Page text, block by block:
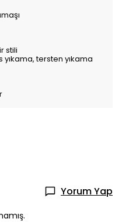
stili
yıkama, tersten yıkama
Yorum Yap